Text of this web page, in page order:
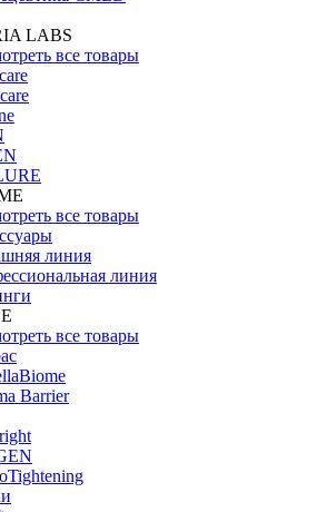
LABS
все товары
все товары
линия
линия
все товары
Barrier